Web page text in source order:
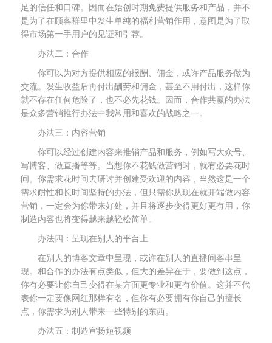
足的信任和口碑。因而在始创时期免费提供服务和产品，并不
是为了在顾客群里中发生单纯的福利营销作用，意图是为了取
得市场第一手用户的见证和引荐。
办法二：合作
你可以为对方提供相应的报酬、佣金，或许产品服务做为
交流。发生收益后再付出酬劳和佣金，甚至不用付出，这样你
就不存在任何危险了，也不必先花钱。因而，合作共赢的办法
是众多营销推行办法中我常用和喜欢的战略之一。
办法三：内容营销
你可以经过创建内容来推销产品和服务，例如写大众号、
写博客、做直播等等。当想你不花钱做营销时，就有必要花时
间。你需求花时间去研讨并创建受欢迎的内容，当然这是一个
需求耐性和长时间坚持的办法，但只需你从现在就开端做内容
营销，一定会为你带来好处，并且将逐步变得更好更有用，你
制造内容也将变得越来越轻松简单。
办法四：呈现在别人的平台上
在别人的博客文章中呈现，或许在别人的直播间客串呈
现。和合作的办法有点类似，但大的差异在于，要做到这点，
你有必要让你自己变得在某方面更专业和更有价值。这并不代
表你一定要像网红那样有名，但你有必要拥有你自己的擅长
点，你需求为别人带来一些特别的东西。
办法五：制造宣扬短视频